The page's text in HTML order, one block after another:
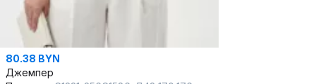
80.38 BYN
Джемпер